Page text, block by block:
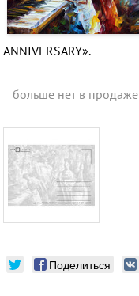
ANNIVERSARY».
больше нет в продаже
Поделиться